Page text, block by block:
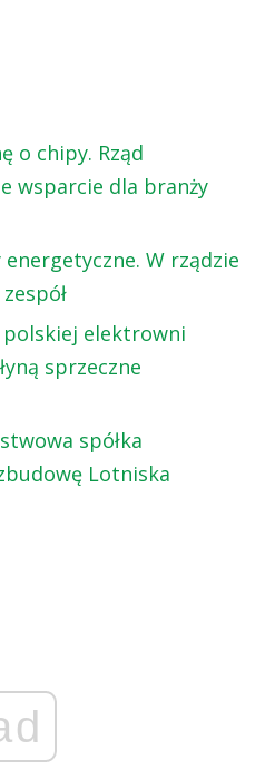
o chipy. Rząd
wsparcie dla branży
W rządzie
polskiej elektrowni
sprzeczne
spółka
Lotniska